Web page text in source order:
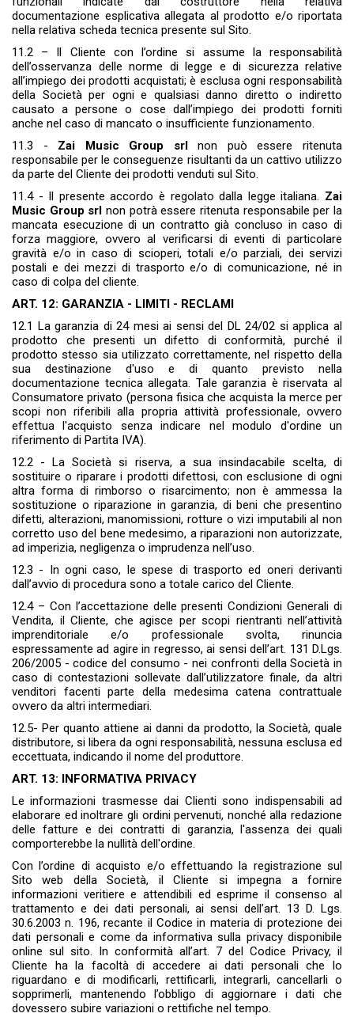
documentazione esplicativa allegata al prodotto e/o riportata
nella relativa scheda tecnica presente sul Sito.
11.2 – Il Cliente con l’ordine si assume la responsabilità
dell’osservanza delle norme di legge e di sicurezza relative
all’impiego dei prodotti acquistati; è esclusa ogni responsabilità
della Società per ogni e qualsiasi danno diretto o indiretto
causato a persone o cose dall’impiego dei prodotti forniti
anche nel caso di mancato o insufficiente funzionamento.
11.3 - Zai Music Group srlnon può essere ritenuta
responsabile per le conseguenze risultanti da un cattivo utilizzo
da parte del Cliente dei prodotti venduti sul Sito.
11.4 - Il presente accordo è regolato dalla legge italiana. Zai
Music Group srl non potrà essere ritenuta responsabile per la
mancata esecuzione di un contratto già concluso in caso di
forza maggiore, ovvero al verificarsi di eventi di particolare
gravità e/o in caso di scioperi, totali e/o parziali, dei servizi
postali e dei mezzi di trasporto e/o di comunicazione, né in
caso di colpa del cliente.
ART. 12: GARANZIA - LIMITI - RECLAMI
12.1 La garanzia di 24 mesi ai sensi del DL 24/02 si applica al
prodotto che presenti un difetto di conformità, purché il
prodotto stesso sia utilizzato correttamente, nel rispetto della
sua destinazione d'uso e di quanto previsto nella
documentazione tecnica allegata. Tale garanzia è riservata al
Consumatore privato (persona fisica che acquista la merce per
scopi non riferibili alla propria attività professionale, ovvero
effettua l'acquisto senza indicare nel modulo d'ordine un
riferimento di Partita IVA).
12.2 - La Società si riserva, a sua insindacabile scelta, di
sostituire o riparare i prodotti difettosi, con esclusione di ogni
altra forma di rimborso o risar­cimento; non è ammessa la
sostituzione o riparazione in garanzia, di beni che presentino
difetti, alterazioni, manomissioni, rotture o vizi imputabili al non
corretto uso del bene medesimo, a riparazioni non autorizzate,
ad imperizia, negligenza o imprudenza nell’uso.
12.3 - In ogni caso, le spese di trasporto ed oneri derivanti
dall’avvio di procedura sono a totale carico del Cliente.
12.4 – Con l’accettazione delle presenti Condizioni Generali di
Vendita, il Cliente, che agisce per scopi rientranti nell’attività
imprenditoriale e/o profes­sionale svolta, rinuncia
espressamente ad agire in regresso, ai sensi dell’art. 131 D.Lgs.
206/2005 - codice del consumo - nei confronti della Società in
caso di contestazioni sollevate dall’utilizzatore finale, da altri
venditori facenti parte della medesima catena contrattuale
ovvero da altri intermediari.
12.5- Per quanto attiene ai danni da prodotto, la Società, quale
distributore, si libera da ogni responsabilità, nessuna esclusa ed
eccettuata, indicando il nome del produttore.
ART. 13: INFORMATIVA PRIVACY
Le informazioni trasmesse dai Clienti sono indispensabili ad
elaborare ed inoltrare gli ordini pervenuti, nonché alla redazione
delle fatture e dei contratti di garanzia, l'assenza dei quali
comporterebbe la nullità dell'ordine.
Con l’ordine di acquisto e/o effettuando la registrazione sul
Sito web della Società, il Cliente si impegna a fornire
informazioni veritiere e attendibili ed esprime il consenso al
trattamento e dei dati personali, ai sensi dell’art. 13 D. Lgs.
30.6.2003 n. 196, recante il Codice in materia di protezione dei
dati personali e come da informativa sulla privacy disponibile
online sul sito. In conformità all’art. 7 del Codice Privacy, il
Cliente ha la facoltà di accedere ai dati personali che lo
riguardano e di modificarli, rettificarli, integrarli, cancellarli o
sopprimerli, mantenendo l’obbligo di aggiornare i dati che
dovessero subire variazioni o rettifiche nel tempo.